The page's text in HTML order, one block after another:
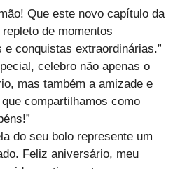
Que este novo capítulo da
de momentos
e conquistas extraordinárias.”
celebro não apenas o
mas também a amizade e
compartilhamos como
do seu bolo represente um
Feliz aniversário, meu